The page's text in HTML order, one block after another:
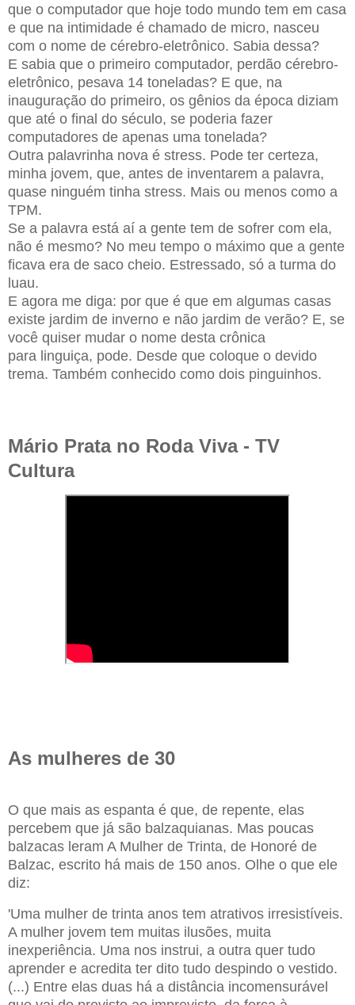
que o computador que hoje todo mundo tem em casa
e que na intimidade é chamado de micro, nasceu
com o nome de cérebro-eletrônico. Sabia dessa?
E sabia que o primeiro computador, perdão cérebro-
eletrônico, pesava 14 toneladas? E que, na
inauguração do primeiro, os gênios da época diziam
que até o final do século, se poderia fazer
computadores de apenas uma tonelada?
Outra palavrinha nova é stress. Pode ter certeza,
minha jovem, que, antes de inventarem a palavra,
quase ninguém tinha stress. Mais ou menos como a
TPM.
Se a palavra está aí a gente tem de sofrer com ela,
não é mesmo? No meu tempo o máximo que a gente
ficava era de saco cheio. Estressado, só a turma do
luau.
E agora me diga: por que é que em algumas casas
existe jardim de inverno e não jardim de verão? E, se
você quiser mudar o nome desta crônica
para linguiça, pode. Desde que coloque o devido
trema. Também conhecido como dois pinguinhos.
Mário Prata no Roda Viva - TV
Cultura
As mulheres de 30
O que mais as espanta é que, de repente, elas
percebem que já são balzaquianas. Mas poucas
balzacas leram A Mulher de Trinta, de Honoré de
Balzac, escrito há mais de 150 anos. Olhe o que ele
diz:
'Uma mulher de trinta anos tem atrativos irresistíveis.
A mulher jovem tem muitas ilusões, muita
inexperiência. Uma nos instrui, a outra quer tudo
aprender e acredita ter dito tudo despindo o vestido.
(...) Entre elas duas há a distância incomensurável